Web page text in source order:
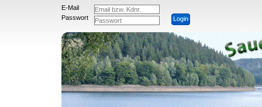
E-Mail
Passwort